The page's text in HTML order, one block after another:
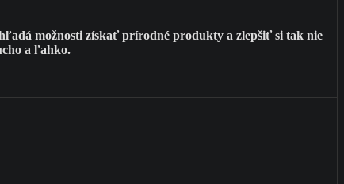
možnosti získať prírodné produkty a zlepšiť si tak nie
a ľahko.